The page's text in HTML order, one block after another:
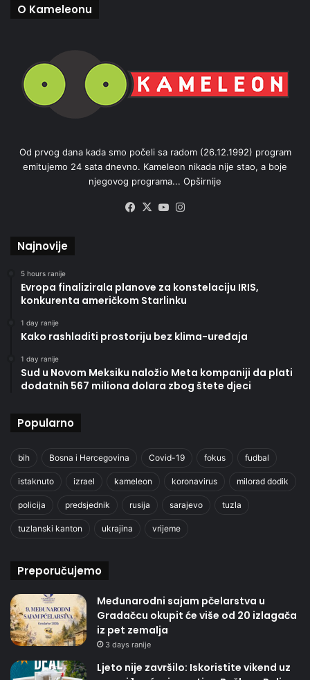
O Kameleonu
Od prvog dana kada smo počeli sa radom (26.12.1992) program
emitujemo 24 sata dnevno. Kameleon nikada nije stao, a boje
njegovog programa... Opširnije
Facebook
X YouTube
Najnovije
5 hours ranije
Evropa finalizirala planove za konstelaciju IRIS,
konkurenta američkom Starlinku
1 day ranije
Kako rashladiti prostoriju bez klima-uređaja
1 day ranije
Sud u Novom Meksiku naložio Meta kompaniji da plati
dodatnih 567 miliona dolara zbog štete djeci
Popularno
bih Bosna i Hercegovina Covid-19 fokus fudbal
istaknuto izrael kameleon koronavirus milorad dodik
policija predsjednik rusija sarajevo tuzla
tuzlanski kanton ukrajina vrijeme
Preporučujemo
Međunarodni sajam pčelarstva u
Gradačcu okupit će više od 20 izlagača
iz pet zemalja
3 days ranije
Ljeto nije završilo: Iskoristite vikend uz